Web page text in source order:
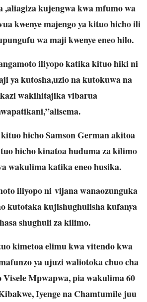
,aliagiza kujengwa kwa mfumo wa
kwenye majengo ya kituo hicho ili
wa maji kwenye eneo hilo.
iliyopo katika kituo hiki ni
ya kutosha,uzio na kutokuwa na
wakihitajika vibarua
hicho Samson German akitoa
hicho kinatoa huduma za kilimo
wakulima katika eneo husika.
iliyopo ni vijana wanaozunguka
kutotaka kujishughulisha kufanya
shughuli za kilimo.
kimetoa elimu kwa vitendo kwa
ya ujuzi waliotoka chuo cha
Mpwapwa, pia wakulima 60
Iyenge na Chamtumile juu